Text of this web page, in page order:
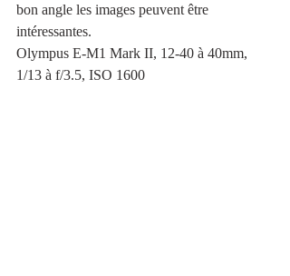
bon angle les images peuvent être
intéressantes.
Olympus E-M1 Mark II, 12-40 à 40mm,
1/13 à f/3.5, ISO 1600